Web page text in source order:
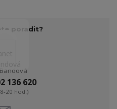
poradit?
136 620
20 hod.)